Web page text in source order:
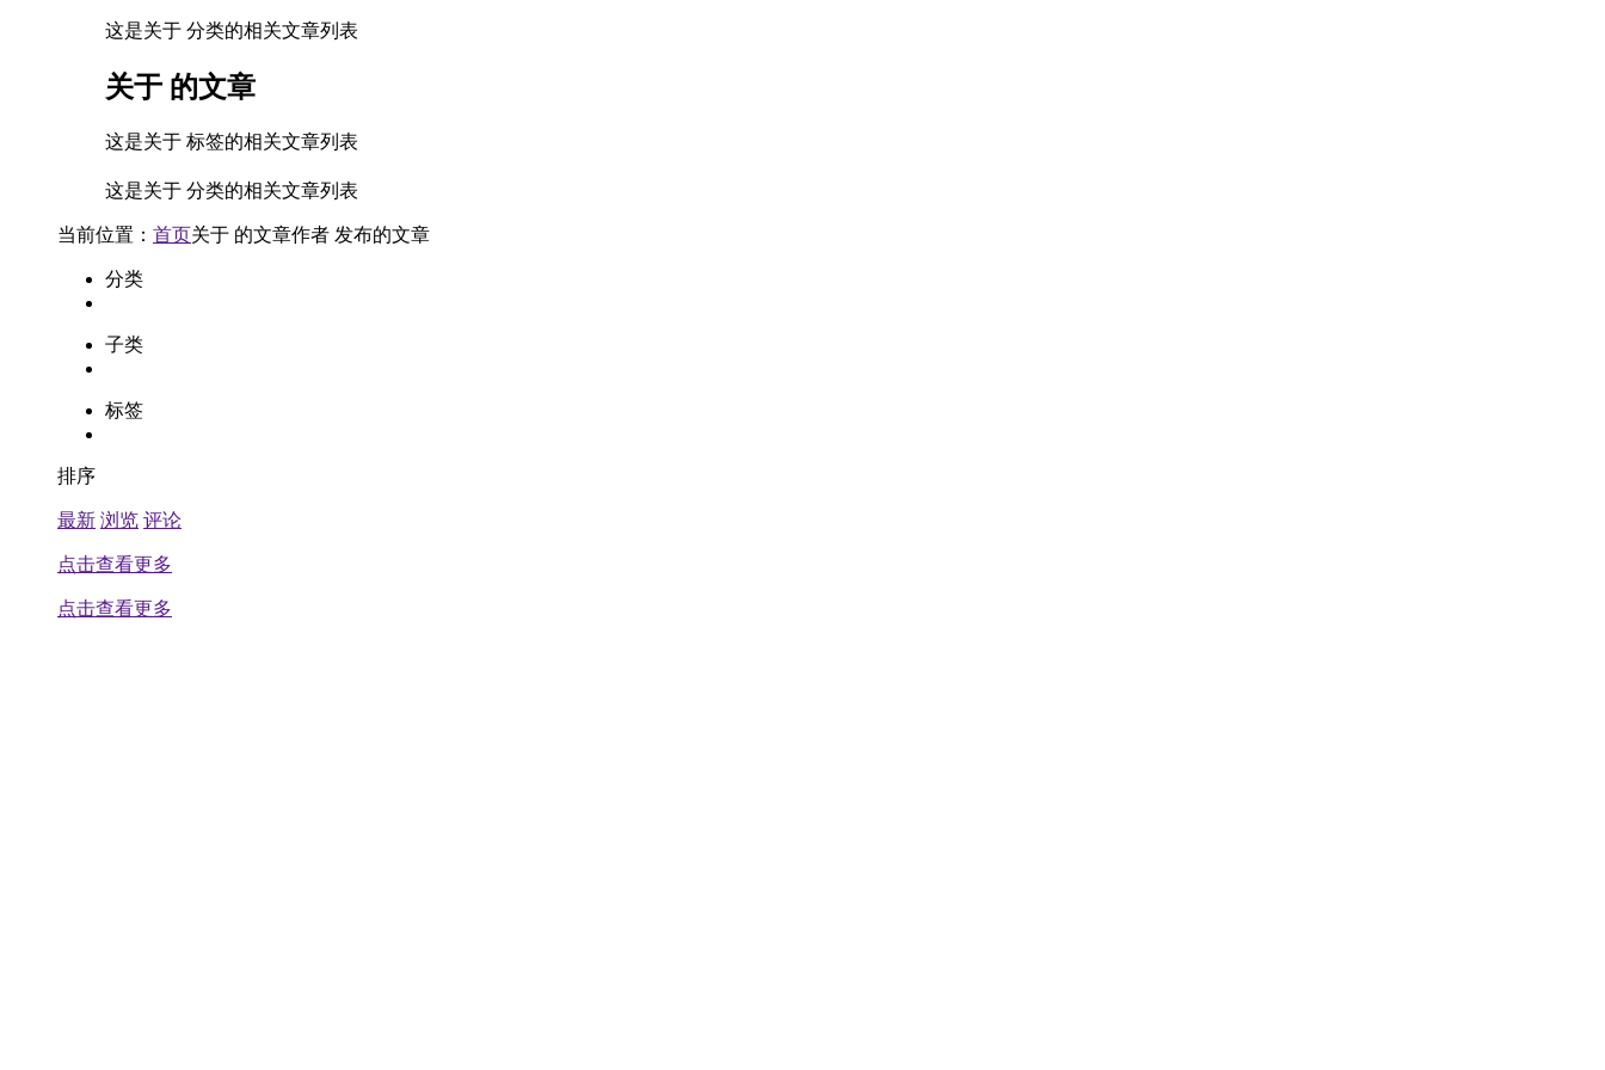
这是关于 分类的相关文章列表
关于 的文章
这是关于 标签的相关文章列表
这是关于 分类的相关文章列表
当前位置： 首页关于 的文章作者 发布的文章
分类
子类
标签
排序
最新 浏览 评论
点击查看更多
点击查看更多